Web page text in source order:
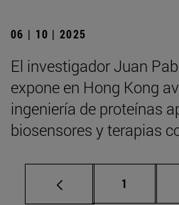
06 | 10 | 2025
El investigador Juan
expone en Hong Kong
ingeniería de proteínas
biosensores y terapias
Página
1